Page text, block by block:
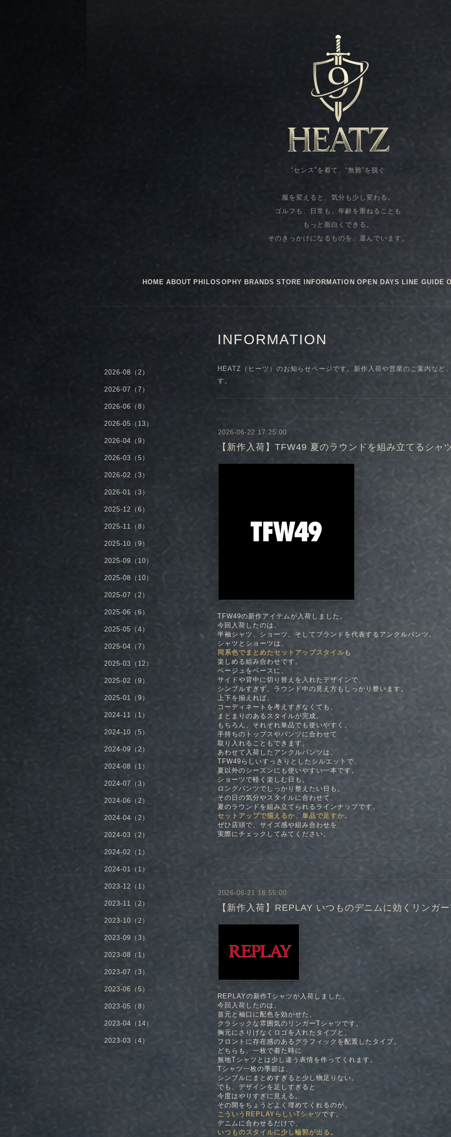
“センス”を着て、“無難”を脱ぐ
服を変えると、気分も少し変わる。
ゴルフも、日常も、年齢を重ねることも
もっと面白くできる。
そのきっかけになるものを、選んでいます。
HOME ABOUT PHILOSOPHY BRANDS STORE INFORMATION OPEN DAYS LINE GUIDE
INFORMATION
HEATZ（ヒーツ）のお知らせページです。新作入荷や営業のご案内など
す。
2026-06-22 17:25:00
【新作入荷】TFW49 夏のラウンドを組み立てるシャ
TFW49の新作アイテムが入荷しました。
今回入荷したのは、
半袖シャツ、ショーツ、そしてブランドを代表するアンクルパンツ。
シャツとショーツは、
同系色でまとめたセットアップスタイルも
楽しめる組み合わせです。
ベージュをベースに、
サイドや背中に切り替えを入れたデザインで、
シンプルすぎず、ラウンド中の見え方もしっかり整います。
上下を揃えれば、
コーディネートを考えすぎなくても、
まとまりのあるスタイルが完成。
もちろん、それぞれ単品でも使いやすく、
手持ちのトップスやパンツに合わせて
取り入れることもできます。
あわせて入荷したアンクルパンツは、
TFW49らしいすっきりとしたシルエットで、
夏以外のシーズンにも使いやすい一本です。
ショーツで軽く楽しむ日も。
ロングパンツでしっかり整えたい日も。
その日の気分やスタイルに合わせて、
夏のラウンドを組み立てられるラインナップです。
セットアップで揃えるか、単品で足すか。
ぜひ店頭で、サイズ感や組み合わせを
実際にチェックしてみてください。
2026-06-21 18:55:00
【新作入荷】REPLAY いつものデニムに効くリンガ
REPLAYの新作Tシャツが入荷しました。
今回入荷したのは、
首元と袖口に配色を効かせた、
クラシックな雰囲気のリンガーTシャツです。
胸元にさりげなくロゴを入れたタイプと、
フロントに存在感のあるグラフィックを配置したタイプ。
どちらも、一枚で着た時に
無地Tシャツとは少し違う表情を作ってくれます。
Tシャツ一枚の季節は、
シンプルにまとめすぎると少し物足りない。
でも、デザインを足しすぎると
今度はやりすぎに見える。
その間をちょうどよく埋めてくれるのが、
こういうREPLAYらしいTシャツです。
デニムに合わせるだけで、
いつものスタイルに少し輪郭が出る。
2026-08（2）
2026-07（7）
2026-06（8）
2026-05（13）
2026-04（9）
2026-03（5）
2026-02（3）
2026-01（3）
2025-12（6）
2025-11（8）
2025-10（9）
2025-09（10）
2025-08（10）
2025-07（2）
2025-06（6）
2025-05（4）
2025-04（7）
2025-03（12）
2025-02（9）
2025-01（9）
2024-11（1）
2024-10（5）
2024-09（2）
2024-08（1）
2024-07（3）
2024-06（2）
2024-04（2）
2024-03（2）
2024-02（1）
2024-01（1）
2023-12（1）
2023-11（2）
2023-10（2）
2023-09（3）
2023-08（1）
2023-07（3）
2023-06（5）
2023-05（8）
2023-04（14）
2023-03（4）